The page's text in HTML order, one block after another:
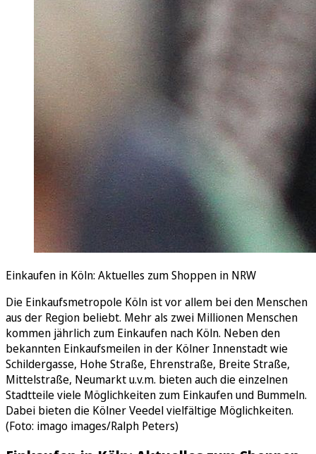
Einkaufen in Köln: Aktuelles zum Shoppen in NRW
Die Einkaufsmetropole Köln ist vor allem bei den Menschen
aus der Region beliebt. Mehr als zwei Millionen Menschen
kommen jährlich zum Einkaufen nach Köln. Neben den
bekannten Einkaufsmeilen in der Kölner Innenstadt wie
Schildergasse, Hohe Straße, Ehrenstraße, Breite Straße,
Mittelstraße, Neumarkt u.v.m. bieten auch die einzelnen
Stadtteile viele Möglichkeiten zum Einkaufen und Bummeln.
Dabei bieten die Kölner Veedel vielfältige Möglichkeiten.
(Foto: imago images/Ralph Peters)